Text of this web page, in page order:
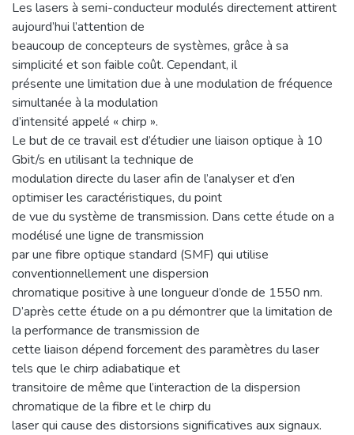
Les lasers à semi-conducteur modulés directement attirent
aujourd’hui l’attention de
beaucoup de concepteurs de systèmes, grâce à sa
simplicité et son faible coût. Cependant, il
présente une limitation due à une modulation de fréquence
simultanée à la modulation
d’intensité appelé « chirp ».
Le but de ce travail est d’étudier une liaison optique à 10
Gbit/s en utilisant la technique de
modulation directe du laser afin de l’analyser et d’en
optimiser les caractéristiques, du point
de vue du système de transmission. Dans cette étude on a
modélisé une ligne de transmission
par une fibre optique standard (SMF) qui utilise
conventionnellement une dispersion
chromatique positive à une longueur d’onde de 1550 nm.
D’après cette étude on a pu démontrer que la limitation de
la performance de transmission de
cette liaison dépend forcement des paramètres du laser
tels que le chirp adiabatique et
transitoire de même que l’interaction de la dispersion
chromatique de la fibre et le chirp du
laser qui cause des distorsions significatives aux signaux.